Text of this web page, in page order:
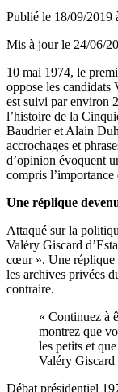
Publié le 18/09/2019
Mis à jour le 24/06/
10 mai 1974, le
oppose les candidats
est suivi par environ
l’histoire de la
Baudrier et Alain
accrochages et
d’opinion évoquent
compris l’importance
Une réplique
Attaqué sur la
Valéry Giscard
cœur ». Une réplique
les archives privées
contraire.
« Continuez à
montrez que
les petits et
Valéry Giscard
Débat présidentiel